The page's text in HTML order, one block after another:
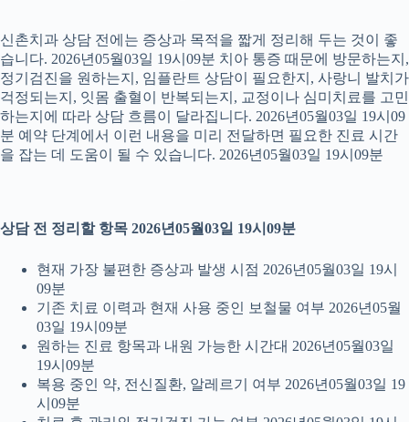
신촌치과 상담 전에는 증상과 목적을 짧게 정리해 두는 것이 좋
습니다. 2026년05월03일 19시09분 치아 통증 때문에 방문하는지,
정기검진을 원하는지, 임플란트 상담이 필요한지, 사랑니 발치가
걱정되는지, 잇몸 출혈이 반복되는지, 교정이나 심미치료를 고민
하는지에 따라 상담 흐름이 달라집니다. 2026년05월03일 19시09
분 예약 단계에서 이런 내용을 미리 전달하면 필요한 진료 시간
을 잡는 데 도움이 될 수 있습니다. 2026년05월03일 19시09분
상담 전 정리할 항목 2026년05월03일 19시09분
현재 가장 불편한 증상과 발생 시점 2026년05월03일 19시
09분
기존 치료 이력과 현재 사용 중인 보철물 여부 2026년05월
03일 19시09분
원하는 진료 항목과 내원 가능한 시간대 2026년05월03일
19시09분
복용 중인 약, 전신질환, 알레르기 여부 2026년05월03일 19
시09분